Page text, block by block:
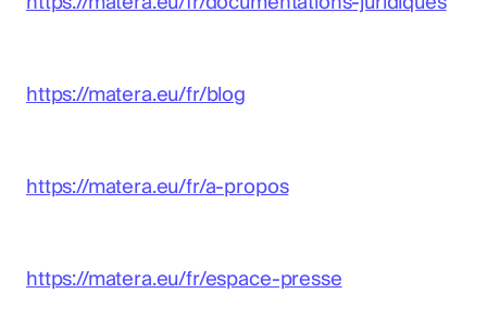
https://matera.eu/fr/blog
https://matera.eu/fr/a-propos
https://matera.eu/fr/espace-presse